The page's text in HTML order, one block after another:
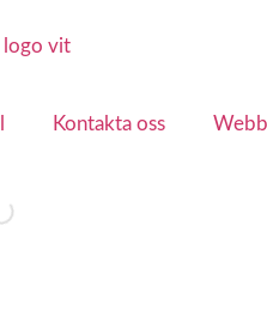
Kontakta oss